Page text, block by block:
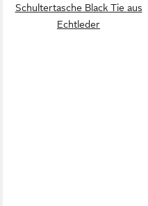
Schultertasche Black Tie aus
Echtleder